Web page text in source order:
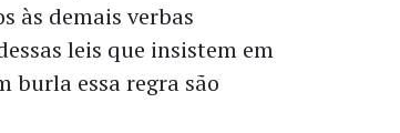
às demais verbas
leis que insistem em
burla essa regra são